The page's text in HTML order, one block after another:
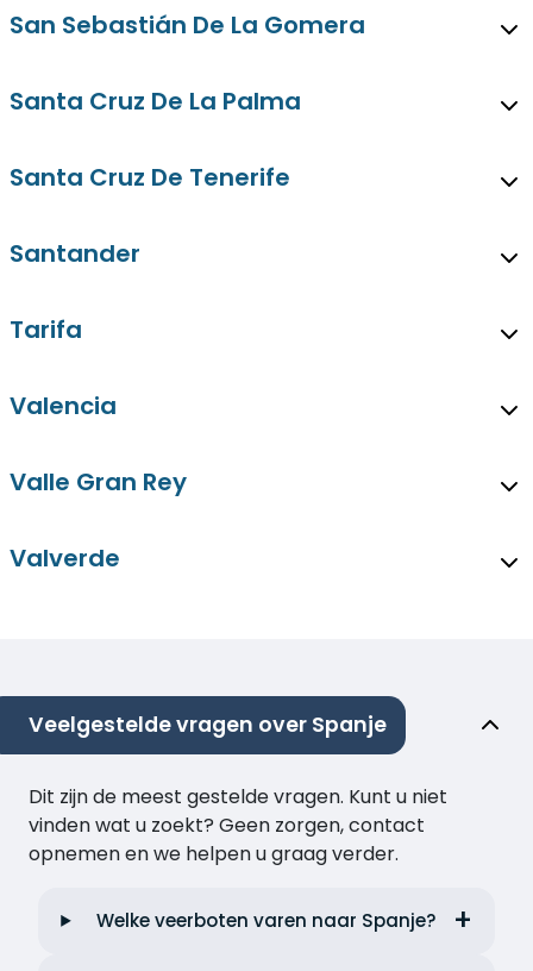
San Sebastián De La Gomera
Santa Cruz De La Palma
Santa Cruz De Tenerife
Santander
Tarifa
Valencia
Valle Gran Rey
Valverde
Veelgestelde vragen over Spanje
Dit zijn de meest gestelde vragen. Kunt u niet
vinden wat u zoekt? Geen zorgen, contact
opnemen en we helpen u graag verder.
Welke veerboten varen naar Spanje?